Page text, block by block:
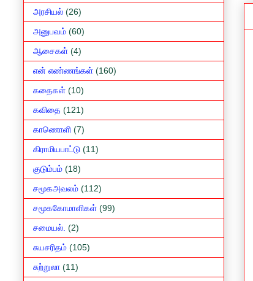
அரசியல் (26)
அனுபவம் (60)
ஆசைகள் (4)
என் எண்ணங்கள் (160)
கதைகள் (10)
கவிதை (121)
காணொளி (7)
கிராமியபாட்டு (11)
குடும்பம் (18)
சமூகஅவலம் (112)
சமூககோமாளிகள் (99)
சமையல். (2)
சுயசரிதம் (105)
சுற்றுலா (11)